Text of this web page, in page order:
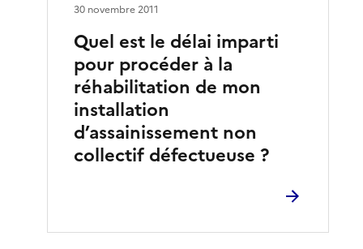
Quel est le délai imparti
pour procéder à la
réhabilitation de mon
installation
d’assainissement non
collectif défectueuse ?
30 novembre 2011